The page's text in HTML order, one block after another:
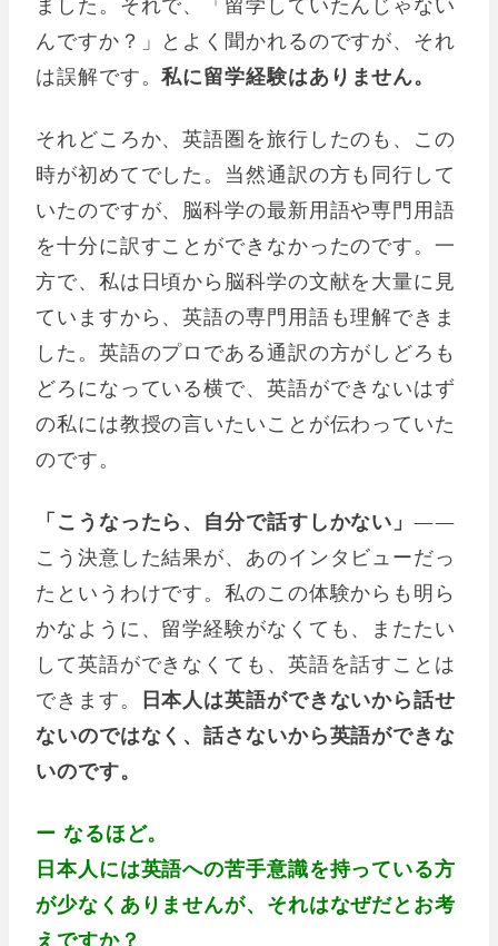
んですか？」とよく聞かれるのですが、それ
は誤解です。私に留学経験はありません。
それどころか、英語圏を旅行したのも、この
時が初めてでした。当然通訳の方も同行して
いたのですが、脳科学の最新用語や専門用語
を十分に訳すことができなかったのです。一
方で、私は日頃から脳科学の文献を大量に見
ていますから、英語の専門用語も理解できま
した。英語のプロである通訳の方がしどろも
どろになっている横で、英語ができないはず
の私には教授の言いたいことが伝わっていた
のです。
「こうなったら、自分で話すしかない」――
こう決意した結果が、あのインタビューだっ
たというわけです。私のこの体験からも明ら
かなように、留学経験がなくても、またたい
して英語ができなくても、英語を話すことは
できます。
日本人は英語ができないから話せ
ないのではなく、話さないから英語ができな
いのです。
ー なるほど。
日本人には英語への苦手意識を持っている方
が少なくありませんが、それはなぜだとお考
えですか？